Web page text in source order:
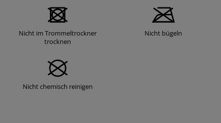
Nicht im Trommeltrockner
trocknen
Nicht bügeln
Nicht chemisch reinigen